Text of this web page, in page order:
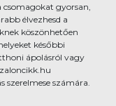
csomagokat gyorsan,
élvezhesd a
köszönhetően
későbbi
ápolásról vagy
számára.